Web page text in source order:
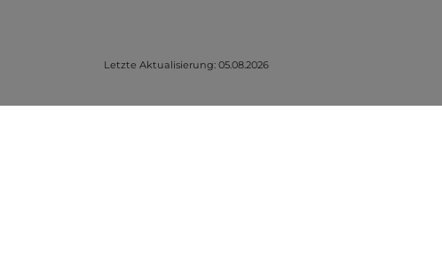
Letzte Aktualisierung: 05.08.2026